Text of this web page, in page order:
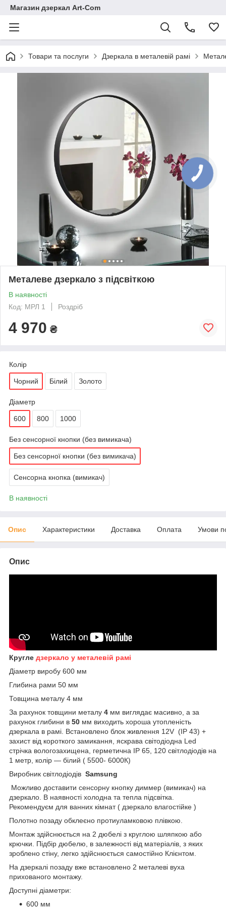
Магазин дзеркал Art-Com
Товари та послуги Дзеркала в металевій рамі
Металеве дзеркало з підсвіткою
В наявності
Код: МРЛ 1
Роздріб
4 970 ₴
Колір
Чорний Білий Золото
Діаметр
600 800 1000
Без сенсорної кнопки (без вимикача)
Без сенсорної кнопки (без вимикача)
Сенсорна кнопка (вимикач)
В наявності
Опис Характеристики Доставка Оплата Умови
Опис
Кругле дзеркало у металевій рамі
Діаметр виробу 600 мм
Глибина рами 50 мм
Товщина металу 4 мм
За рахунок товщини металу 4 мм виглядає масивно, а за
рахунок глибини в 50 мм виходить хороша утопленість
дзеркала в рамі. Встановлено блок живлення 12V (IP 43) +
захист від короткого замикання, яскрава світодіодна Led
стрічка вологозахищена, герметична IP 65, 120 світлодіодів на
1 метр, колір — білий ( 5500- 6000К)
Виробник світлодіодів Samsung
Можливо доставити сенсорну кнопку диммер (вимикач) на
дзеркало. В наявності холодна та тепла підсвітка.
Рекомендуєм для ванних кімнат ( дзеркало влагостійке )
Полотно позаду обклеєно протиуламковою плівкою.
Монтаж здійснюється на 2 дюбелі з круглою шляпкою або
крючки. Підбір дюбелю, в залежності від матеріалів, з яких
зроблено стіну, легко здійснюється самостійно Клієнтом.
На дзеркалі позаду вже встановлено 2 металеві вуха
прихованого монтажу.
Доступні діаметри:
600 мм